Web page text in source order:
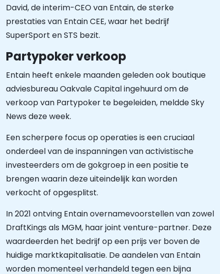
David, de interim-CEO van Entain, de sterke
prestaties van Entain CEE, waar het bedrijf
SuperSport en STS bezit.
Partypoker verkoop
Entain heeft enkele maanden geleden ook boutique
adviesbureau Oakvale Capital ingehuurd om de
verkoop van Partypoker te begeleiden, meldde Sky
News deze week.
Een scherpere focus op operaties is een cruciaal
onderdeel van de inspanningen van activistische
investeerders om de gokgroep in een positie te
brengen waarin deze uiteindelijk kan worden
verkocht of opgesplitst.
In 2021 ontving Entain overnamevoorstellen van zowel
DraftKings als MGM, haar joint venture-partner. Deze
waardeerden het bedrijf op een prijs ver boven de
huidige marktkapitalisatie. De aandelen van Entain
worden momenteel verhandeld tegen een bijna